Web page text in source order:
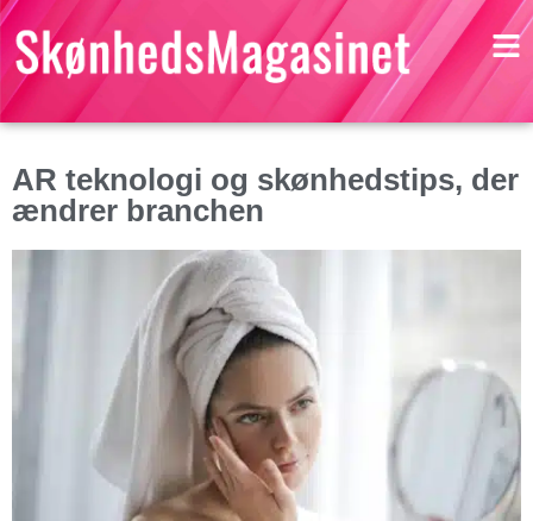
AR teknologi og skønhedstips, der
ændrer branchen